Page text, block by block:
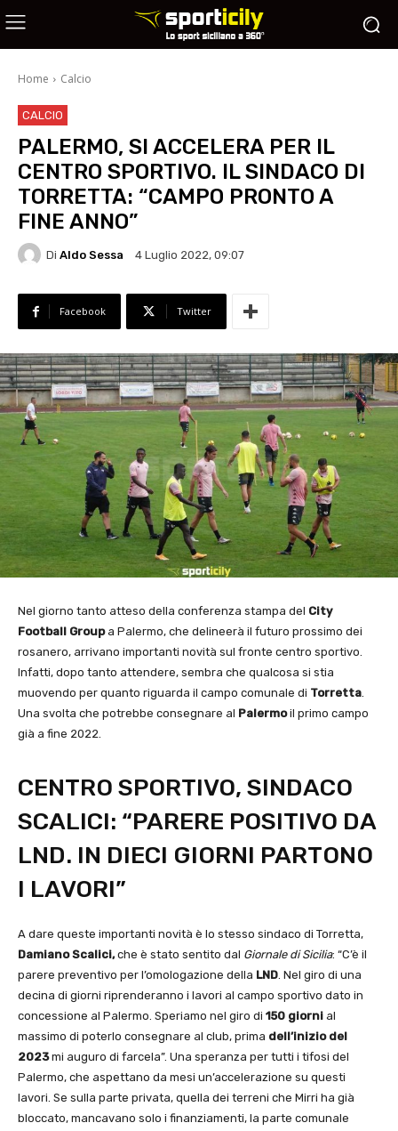
Home Calcio
CALCIO
PALERMO, SI ACCELERA PER IL
CENTRO SPORTIVO. IL SINDACO DI
TORRETTA: “CAMPO PRONTO A
FINE ANNO”
Di Aldo Sessa 4 Luglio 2022, 09:07
Facebook Twitter
Nel giorno tanto atteso della conferenza stampa del City
Football Groupa Palermo, che delineerà il futuro prossimo dei
rosanero, arrivano importanti novità sul fronte centro sportivo.
Infatti, dopo tanto attendere, sembra che qualcosa si stia
muovendo per quanto riguarda il campo comunale di Torretta.
Una svolta che potrebbe consegnare al Palermoil primo campo
già a fine 2022.
CENTRO SPORTIVO, SINDACO
SCALICI: “PARERE POSITIVO DA
LND. IN DIECI GIORNI PARTONO
I LAVORI”
A dare queste importanti novità è lo stesso sindaco di Torretta,
Damiano Scalici,che è stato sentito dal Giornale di Sicilia: “C’è il
parere preventivo per l’omologazione della LND. Nel giro di una
decina di giorni riprenderanno i lavori al campo sportivo dato in
concessione al Palermo. Speriamo nel giro di 150 giorni al
massimo di poterlo consegnare al club, prima dell’inizio del
2023mi auguro di farcela”. Una speranza per tutti i tifosi del
Palermo, che aspettano da mesi un’accelerazione su questi
lavori. Se sulla parte privata, quella dei terreni che Mirri ha già
bloccato, mancavano solo i finanziamenti, la parte comunale